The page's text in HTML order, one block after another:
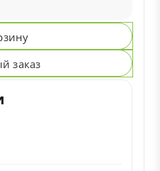
заказ